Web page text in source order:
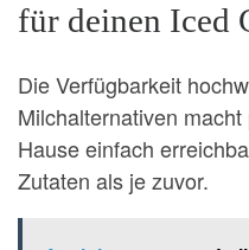
für deinen Iced
Die Verfügbarkeit
Milchalternativen
Hause einfach
Zutaten als je zuvor.